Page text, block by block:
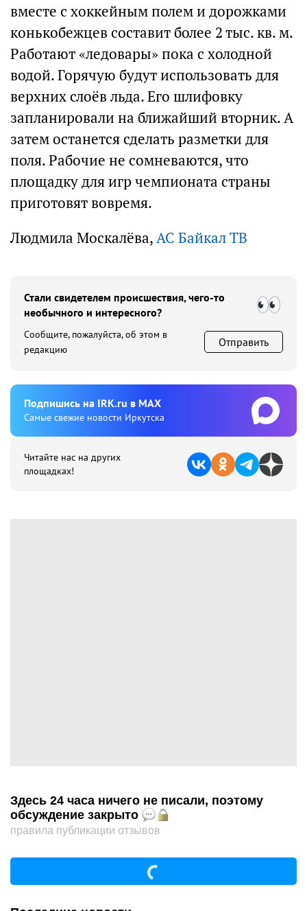
вместе с хоккейным полем и дорожками
конькобежцев составит более 2 тыс. кв. м.
Работают «ледовары» пока с холодной
водой. Горячую будут использовать для
верхних слоёв льда. Его шлифовку
запланировали на ближайший вторник. А
затем останется сделать разметки для
поля. Рабочие не сомневаются, что
площадку для игр чемпионата страны
приготовят вовремя.
Людмила Москалёва,АС Байкал ТВ
Стали свидетелем происшествия, чего-то
необычного и интересного?
Сообщите, пожалуйста, об этом в
редакцию
Отправить
Подпишиcь на IRK.ru в MAX
Cамые свежие новости Иркутска
Читайте нас на других
площадках!
Здесь 24 часа ничего не писали, поэтому
обсуждение закрыто
правила публикации отзывов